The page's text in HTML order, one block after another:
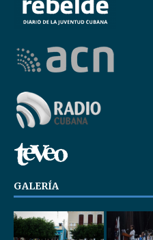
GALERÍA